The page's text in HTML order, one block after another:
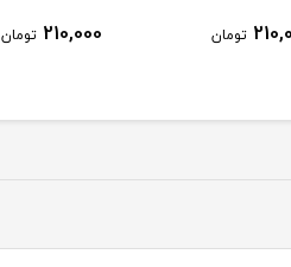
تومان 210,000 تومان